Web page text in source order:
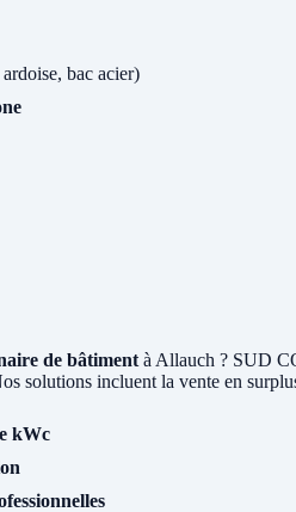
bac acier)
de bâtiment à Allauch ? SUD
solutions incluent la vente en
kWc